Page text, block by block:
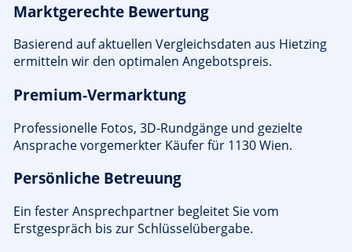
Marktgerechte Bewertung
Basierend auf aktuellen Vergleichsdaten aus Hietzing
ermitteln wir den optimalen Angebotspreis.
Premium-Vermarktung
Professionelle Fotos, 3D-Rundgänge und gezielte
Ansprache vorgemerkter Käufer für 1130 Wien.
Persönliche Betreuung
Ein fester Ansprechpartner begleitet Sie vom
Erstgespräch bis zur Schlüsselübergabe.